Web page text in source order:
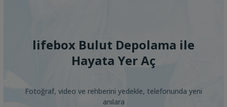
lifebox Bulut Depolama ile
Hayata Yer Aç
Fotoğraf, video ve rehberini yedekle, telefonunda yeni
anılara